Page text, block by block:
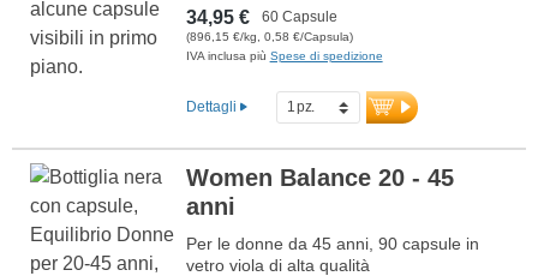
34,95 € 60 Capsule
(896,15 €/kg, 0,58 €/Capsula)
IVA inclusa più Spese di spedizione
Dettagli
Women Balance 20 - 45
anni
Per le donne da 45 anni, 90 capsule in
vetro viola di alta qualità